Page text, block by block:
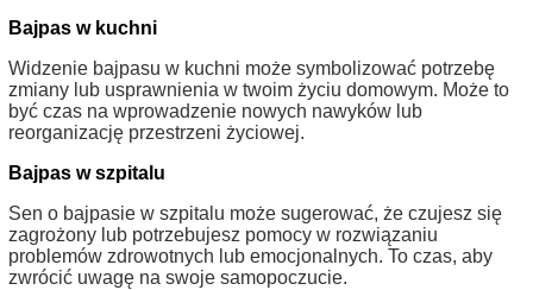
Bajpas w kuchni
Widzenie bajpasu w kuchni może symbolizować potrzebę
zmiany lub usprawnienia w twoim życiu domowym. Może to
być czas na wprowadzenie nowych nawyków lub
reorganizację przestrzeni życiowej.
Bajpas w szpitalu
Sen o bajpasie w szpitalu może sugerować, że czujesz się
zagrożony lub potrzebujesz pomocy w rozwiązaniu
problemów zdrowotnych lub emocjonalnych. To czas, aby
zwrócić uwagę na swoje samopoczucie.